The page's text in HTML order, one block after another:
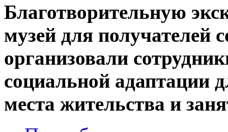
Благотворительную
музей для получателей
организовали
социальной адаптации
места жительства и